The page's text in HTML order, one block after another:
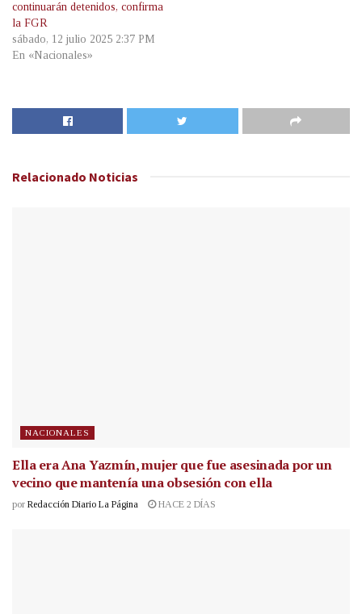
continuarán detenidos, confirma
la FGR
sábado, 12 julio 2025 2:37 PM
En «Nacionales»
Relacionado Noticias
NACIONALES
Ella era Ana Yazmín, mujer que fue asesinada por un
vecino que mantenía una obsesión con ella
por Redacción Diario La Página HACE 2 DÍAS